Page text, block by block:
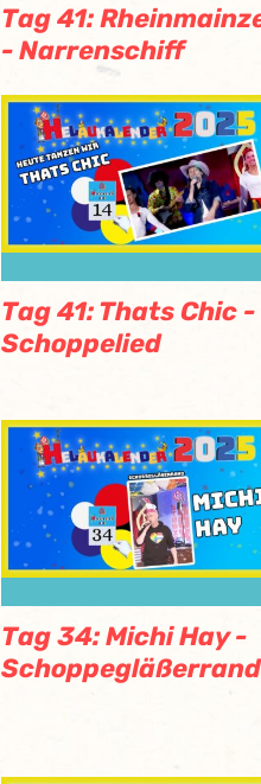
Tag 41:
- Narrenschiff
Tag 41: Thats Chic -
Schoppelied
Tag 34: Michi Hay -
Schoppegläßerrand